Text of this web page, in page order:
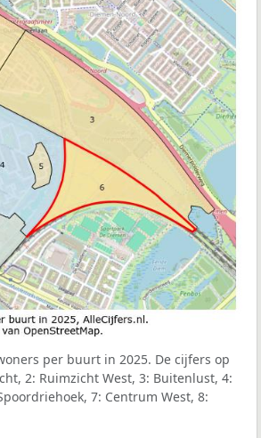
per buurt in 2025. De cijfers op
2: Ruimzicht West, 3: Buitenlust, 4:
7: Centrum West, 8: